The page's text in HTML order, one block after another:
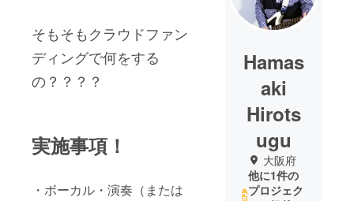
そもそもクラウドファン
ディングで何をする
の？？？？
実施事項！
・ボーカル・演奏（または
Hamas
aki
Hirots
ugu
大阪府
他に1件の
プロジェク